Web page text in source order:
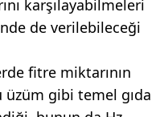
karşılayabilmeleri
de verilebileceği
fitre miktarının
gibi temel gıda